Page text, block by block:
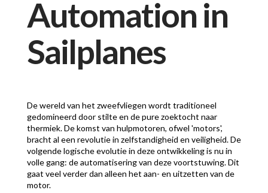
Automation in
Sailplanes
De wereld van het zweefvliegen wordt traditioneel
gedomineerd door stilte en de pure zoektocht naar
thermiek. De komst van hulpmotoren, ofwel 'motors',
bracht al een revolutie in zelfstandigheid en veiligheid. De
volgende logische evolutie in deze ontwikkeling is nu in
volle gang: de automatisering van deze voortstuwing. Dit
gaat veel verder dan alleen het aan- en uitzetten van de
motor.